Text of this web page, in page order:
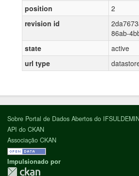
position
2
revision id
86ab-
state
active
url type
Sobre Portal de Dados Abertos do
API do CKAN
Associação CKAN
Impulsionado por